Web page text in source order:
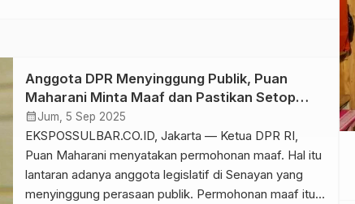
Anggota DPR Menyinggung Publik, Puan
Maharani Minta Maaf dan Pastikan Setop
Tunjangan Perumahan
calendar_monthJum, 5 Sep 2025
EKSPOSSULBAR.CO.ID, Jakarta — Ketua DPR RI,
Puan Maharani menyatakan permohonan maaf. Hal itu
lantaran adanya anggota legislatif di Senayan yang
menyinggung perasaan publik. Permohonan maaf itu